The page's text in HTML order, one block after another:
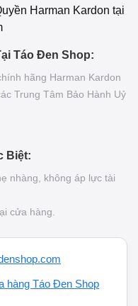
Harman Kardon tại
Táo Đen Shop:
hãng Harman Kardon
Trung Tâm Bảo Hành Uỷ
Biệt:
nhàng, không áp lực tài
cửa hàng.
hàng Táo Đen Shop